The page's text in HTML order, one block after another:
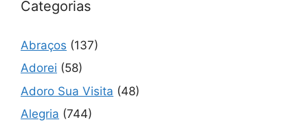
Categorias
Abraços (137)
Adorei (58)
Adoro Sua Visita (48)
Alegria (744)